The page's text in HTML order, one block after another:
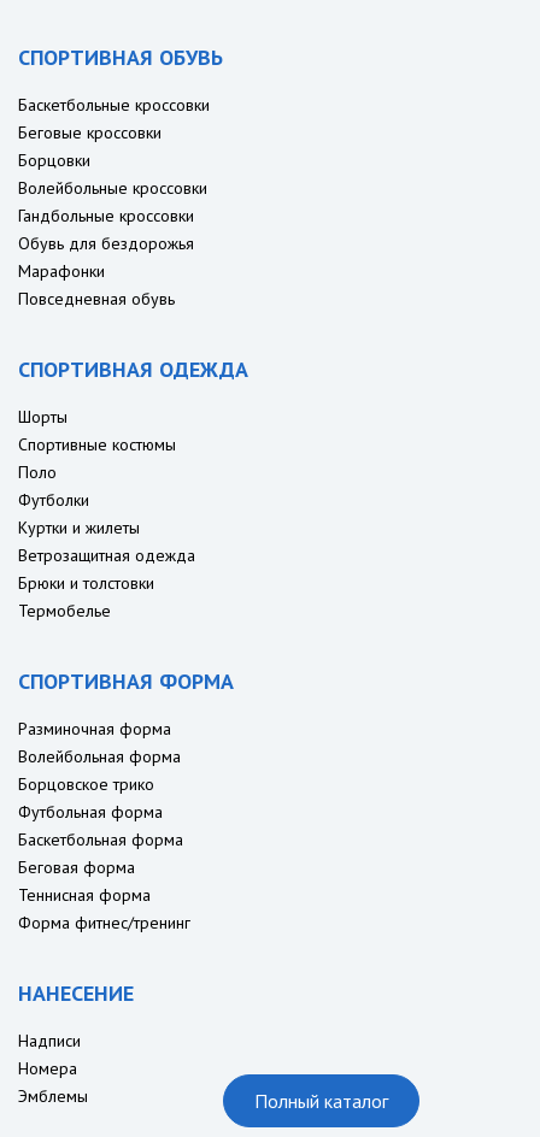
СПОРТИВНАЯ ОБУВЬ
Баскетбольные кроссовки
Беговые кроссовки
Борцовки
Волейбольные кроссовки
Гандбольные кроссовки
Обувь для бездорожья
Марафонки
Повседневная обувь
СПОРТИВНАЯ ОДЕЖДА
Шорты
Спортивные костюмы
Поло
Футболки
Куртки и жилеты
Ветрозащитная одежда
Брюки и толстовки
Термобелье
СПОРТИВНАЯ ФОРМА
Разминочная форма
Волейбольная форма
Борцовское трико
Футбольная форма
Баскетбольная форма
Беговая форма
Теннисная форма
Форма фитнес/тренинг
НАНЕСЕНИЕ
Надписи
Номера
Эмблемы
Полный каталог